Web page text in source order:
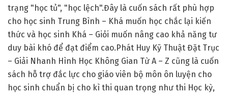
trạng "học tủ", "học lệch".Đây là cuốn sách rất phù hợp
cho học sinh Trung Bình – Khá muốn học chắc lại kiến
thức và học sinh Khá – Giỏi muốn nâng cao khả năng tư
duy bài khó để đạt điểm cao.Phát Huy Kỹ Thuật Đặt Trục
– Giải Nhanh Hình Học Không Gian Từ A – Z cũng là cuốn
sách hỗ trợ đắc lực cho giáo viên bộ môn ôn luyện cho
học sinh chuẩn bị cho kì thi quan trọng như thi Học kỳ,